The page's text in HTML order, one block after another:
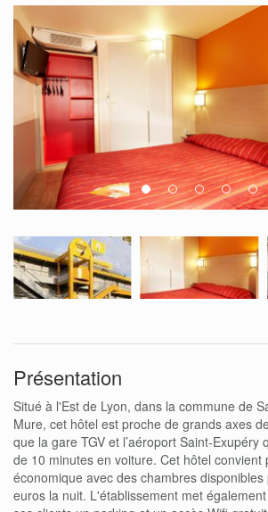
Présentation
Situé à l'Est de Lyon, dans la commune de
Mure, cet hôtel est proche de grands axes
que la gare TGV et l’aéroport Saint-Exupéry
de 10 minutes en voiture. Cet hôtel convient
économique avec des chambres
euros la nuit. L'établissement met